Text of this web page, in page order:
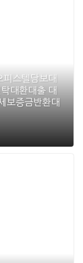
피스텔담보대
대환대출 대
보증금반환대